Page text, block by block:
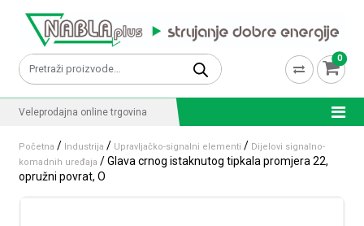
Pretraži: 0
Veleprodajna online trgovina
Početna / Industrija / Upravljačko-signalni elementi / Dijelovi signalno-
komadnih uređaja / Glava crnog istaknutog tipkala promjera 22,
opružni povrat, O